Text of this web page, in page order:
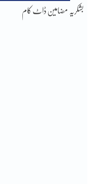
بشکریہ مضامین ڈاٹ کام